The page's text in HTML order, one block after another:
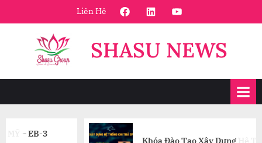
to
Liên Hệ FaceBookLinkedinYoutube
SHASU NEWS
Khóa Đào Tạo Xây Dựng Hệ Thống Chi Trả